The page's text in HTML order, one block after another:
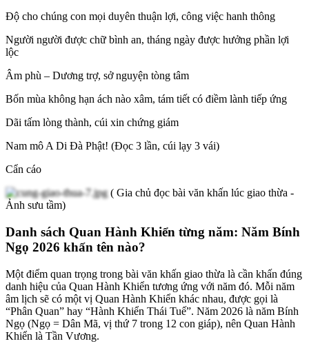
Độ cho chúng con mọi duyên thuận lợi, công việc hanh thông
Người người được chữ bình an, tháng ngày được hưởng phần lợi
lộc
Âm phù – Dương trợ, sở nguyện tòng tâm
Bốn mùa không hạn ách nào xâm, tám tiết có điềm lành tiếp ứng
Dãi tấm lòng thành, cúi xin chứng giám
Nam mô A Di Đà Phật! (Đọc 3 lần, cúi lạy 3 vái)
Cẩn cáo
( Gia chủ đọc bài văn khấn lúc giao thừa -
Ảnh sưu tầm)
Danh sách Quan Hành Khiển từng năm: Năm Bính
Ngọ 2026 khấn tên nào?
Một điểm quan trọng trong bài văn khấn giao thừa là cần khấn đúng
danh hiệu của Quan Hành Khiển tương ứng với năm đó. Mỗi năm
âm lịch sẽ có một vị Quan Hành Khiển khác nhau, được gọi là
“Phân Quan” hay “Hành Khiển Thái Tuế”. Năm 2026 là năm Bính
Ngọ (Ngọ = Dân Mã, vị thứ 7 trong 12 con giáp), nên Quan Hành
Khiển là Tần Vương.